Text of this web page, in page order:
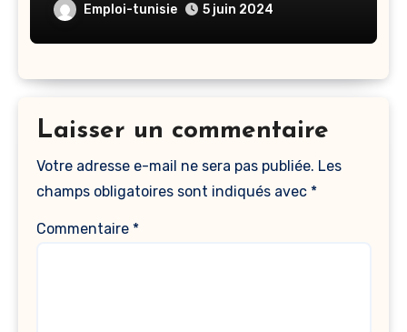
Emploi-tunisie 5 juin 2024
Laisser un commentaire
Votre adresse e-mail ne sera pas publiée. Les
champs obligatoires sont indiqués avec *
Commentaire *